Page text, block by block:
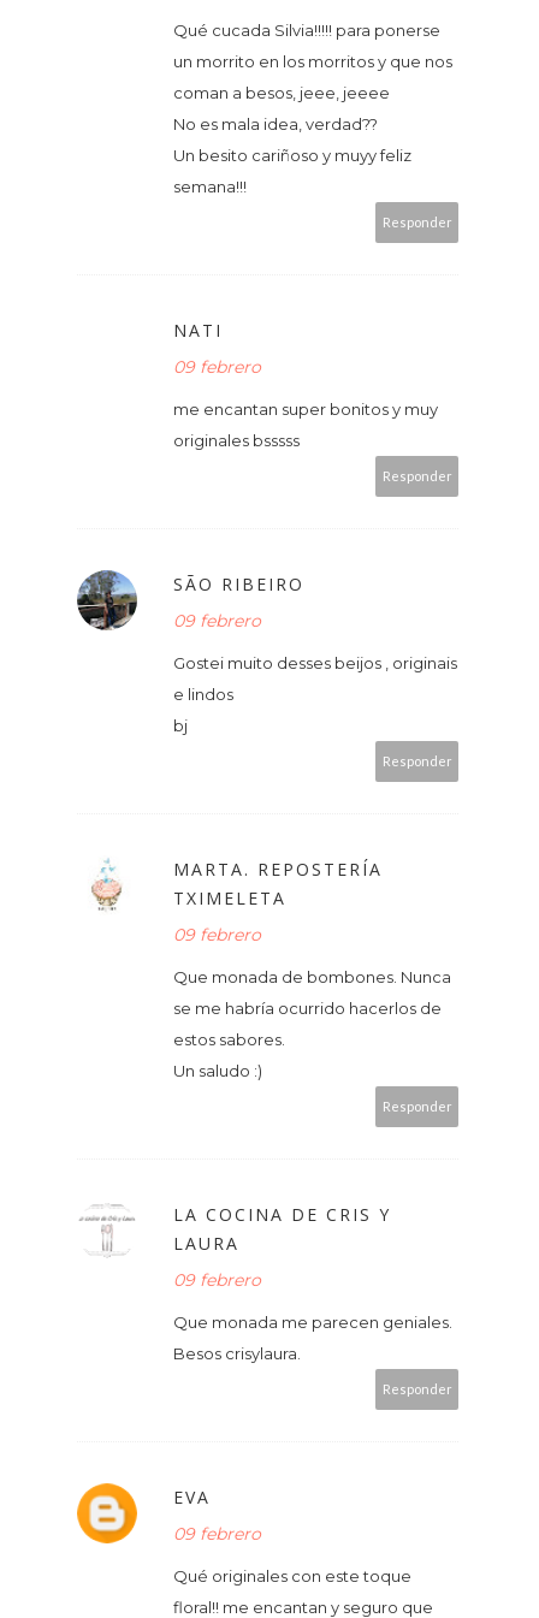
Qué cucada Silvia!!!!! para ponerse
un morrito en los morritos y que nos
coman a besos, jeee, jeeee
No es mala idea, verdad??
Un besito cariñoso y muyy feliz
semana!!!
Responder
NATI
09 febrero
me encantan super bonitos y muy
originales bsssss
Responder
SÃO RIBEIRO
09 febrero
Gostei muito desses beijos , originais
e lindos
bj
Responder
MARTA. REPOSTERÍA
TXIMELETA
09 febrero
Que monada de bombones. Nunca
se me habría ocurrido hacerlos de
estos sabores.
Un saludo :)
Responder
LA COCINA DE CRIS Y
LAURA
09 febrero
Que monada me parecen geniales.
Besos crisylaura.
Responder
EVA
09 febrero
Qué originales con este toque
floral!! me encantan y seguro que